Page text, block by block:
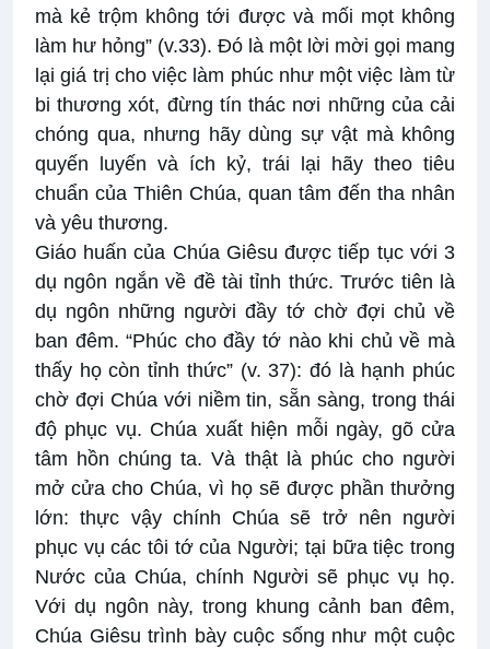
mà kẻ trộm không tới được và mối mọt không
làm hư hỏng” (v.33). Đó là một lời mời gọi mang
lại giá trị cho việc làm phúc như một việc làm từ
bi thương xót, đừng tín thác nơi những của cải
chóng qua, nhưng hãy dùng sự vật mà không
quyến luyến và ích kỷ, trái lại hãy theo tiêu
chuẩn của Thiên Chúa, quan tâm đến tha nhân
và yêu thương.
Giáo huấn của Chúa Giêsu được tiếp tục với 3
dụ ngôn ngắn về đề tài tỉnh thức. Trước tiên là
dụ ngôn những người đầy tớ chờ đợi chủ về
ban đêm. “Phúc cho đầy tớ nào khi chủ về mà
thấy họ còn tỉnh thức” (v. 37): đó là hạnh phúc
chờ đợi Chúa với niềm tin, sẵn sàng, trong thái
độ phục vụ. Chúa xuất hiện mỗi ngày, gõ cửa
tâm hồn chúng ta. Và thật là phúc cho người
mở cửa cho Chúa, vì họ sẽ được phần thưởng
lớn: thực vậy chính Chúa sẽ trở nên người
phục vụ các tôi tớ của Người; tại bữa tiệc trong
Nước của Chúa, chính Người sẽ phục vụ họ.
Với dụ ngôn này, trong khung cảnh ban đêm,
Chúa Giêsu trình bày cuộc sống như một cuộc